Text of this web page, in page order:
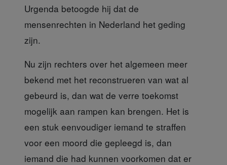
Urgenda betoogde hij dat de
mensenrechten in Nederland het geding
zijn.
Nu zijn rechters over het algemeen meer
bekend met het reconstrueren van wat al
gebeurd is, dan wat de verre toekomst
mogelijk aan rampen kan brengen. Het is
een stuk eenvoudiger iemand te straffen
voor een moord die gepleegd is, dan
iemand die had kunnen voorkomen dat er